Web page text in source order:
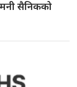
सैनिकको